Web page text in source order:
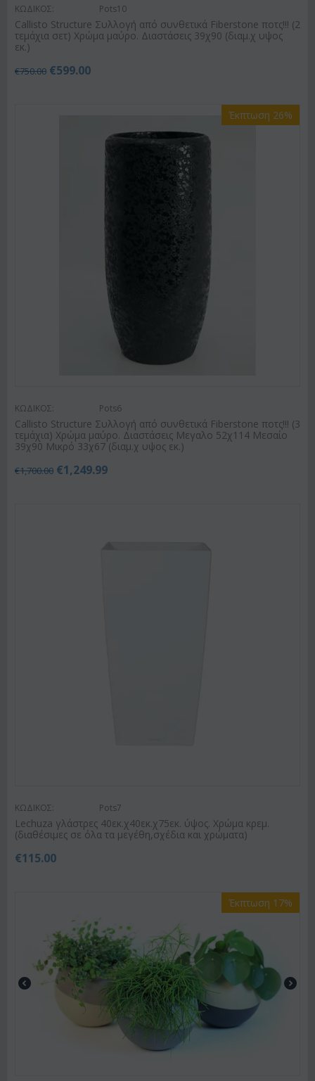
ΚΩΔΙΚΟΣ: Pots10
Callisto Structure Συλλογή από συνθετικά Fiberstone ποτς!!! (2
τεμάχια σετ) Χρώμα μαύρο. Διαστάσεις 39χ90 (διαμ.χ υψος
εκ.)
€750.00 €599.00
Έκπτωση 26%
ΚΩΔΙΚΟΣ: Pots6
Callisto Structure Συλλογή από συνθετικά Fiberstone ποτς!!! (3
τεμάχια) Χρώμα μαύρο. Διαστάσεις Μεγαλο 52χ114 Μεσαίο
39χ90 Μικρό 33χ67 (διαμ.χ υψος εκ.)
€1,700.00 €1,249.99
ΚΩΔΙΚΟΣ: Pots7
Lechuza γλάστρες 40εκ.χ40εκ.χ75εκ. ύψος. Χρώμα κρεμ.
(διαθέσιμες σε όλα τα μεγέθη,σχέδια και χρώματα)
€115.00
Έκπτωση 17%